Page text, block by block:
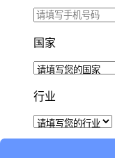
国家
行业